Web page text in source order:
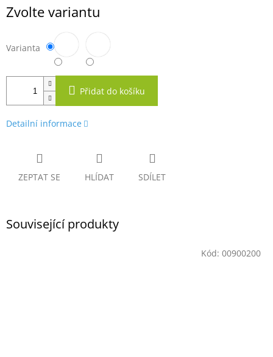
cena:
Zvolte variantu
Varianta
Přidat do košíku
Detailní informace
ZEPTAT SE HLÍDAT SDÍLET
Související produkty
Kód: 00900200